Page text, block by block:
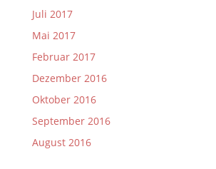
Juli 2017
Mai 2017
Februar 2017
Dezember 2016
Oktober 2016
September 2016
August 2016